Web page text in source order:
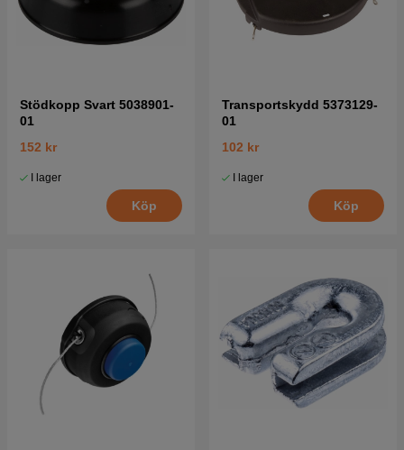
Stödkopp Svart 5038901-
01
152 kr
I lager
Köp
Transportskydd 5373129-
01
102 kr
I lager
Köp